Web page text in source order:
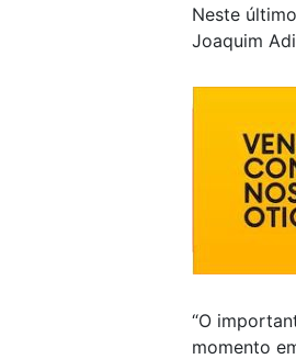
Neste
Joaquim
“O
momento